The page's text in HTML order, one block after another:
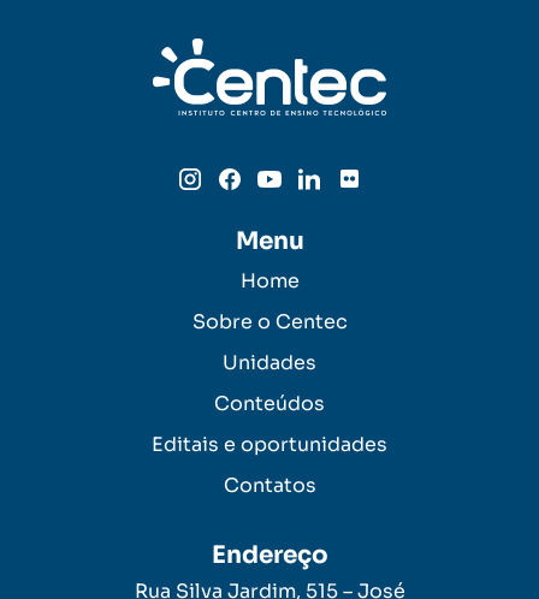
Menu
Home
Sobre o Centec
Unidades
Conteúdos
Editais e oportunidades
Contatos
Endereço
Rua Silva Jardim, 515 – José